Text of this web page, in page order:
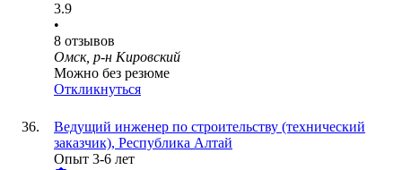
3.9
•
8 отзывов
Омск, р-н Кировский
Можно без резюме
Откликнуться
Ведущий инженер по строительству (технический
заказчик), Республика Алтай
Опыт 3-6 лет